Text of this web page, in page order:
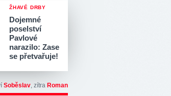
ŽHAVÉ DRBY
Dojemné
poselství
Pavlové
narazilo: Zase
se přetvařuje!
Soběslav, zítra Roman